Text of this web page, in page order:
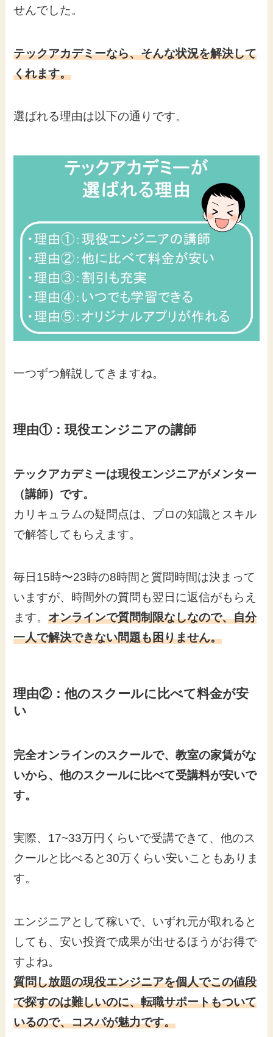
せんでした。
テックアカデミーなら、そんな状況を解決して
くれます。
選ばれる理由は以下の通りです。
一つずつ解説してきますね。
理由①：現役エンジニアの講師
テックアカデミーは現役エンジニアがメンター
（講師）です。
カリキュラムの疑問点は、プロの知識とスキル
で解答してもらえます。
毎日15時〜23時の8時間と質問時間は決まって
いますが、時間外の質問も翌日に返信がもらえ
ます。オンラインで質問制限なしなので、自分
一人で解決できない問題も困りません。
理由②：他のスクールに比べて料金が安
い
完全オンラインのスクールで、教室の家賃がな
いから、他のスクールに比べて受講料が安いで
す。
実際、17~33万円くらいで受講できて、他のス
クールと比べると30万くらい安いこともありま
す。
エンジニアとして稼いで、いずれ元が取れると
しても、安い投資で成果が出せるほうがお得で
すよね。
質問し放題の現役エンジニアを個人でこの値段
で探すのは難しいのに、転職サポートもついて
いるので、コスパが魅力です。